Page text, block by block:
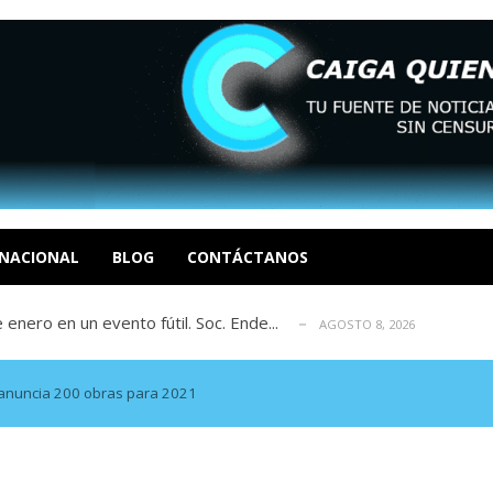
BLOG CONTÁCTANOS
R AGOSTO 8, 2026
Realpolitik y el Desmante... AGOSTO 8, 2026
García AGOSTO 7, 2026
en un evento fútil. Soc. Ende...
Luis Centeno S AGOSTO 8, 2026
R AGOSTO 8, 2026
Realpolitik y el Desmante...
García AGOSTO 7, 2026
200 obras para 2021